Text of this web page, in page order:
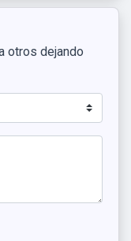
otros dejando